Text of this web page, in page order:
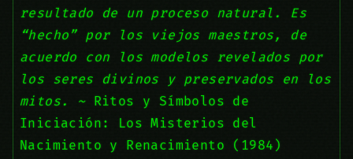
resultado de un proceso natural. Es
“hecho” por los viejos maestros, de
acuerdo con los modelos revelados por
los seres divinos y preservados en los
mitos. ~Ritos y Símbolos de
Iniciación: Los Misterios del
Nacimiento y Renacimiento (1984)